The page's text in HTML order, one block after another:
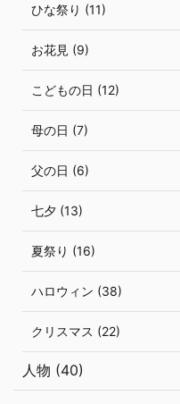
ひな祭り (11)
お花見 (9)
こどもの日 (12)
母の日 (7)
父の日 (6)
七夕 (13)
夏祭り (16)
ハロウィン (38)
クリスマス (22)
人物 (40)